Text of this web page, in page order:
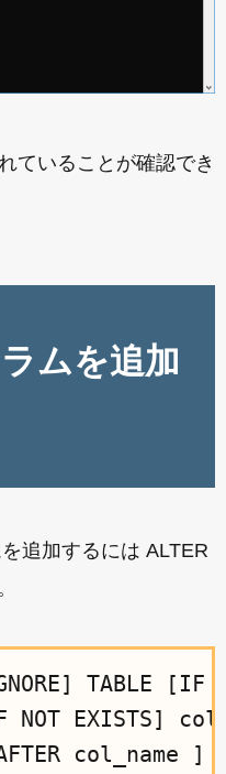
ていることが確認でき
ムを追加
追加するには ALTER
TABLE [IF
NOT EXISTS]